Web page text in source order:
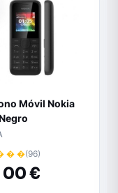
Móvil Nokia
� �(96)
00 €